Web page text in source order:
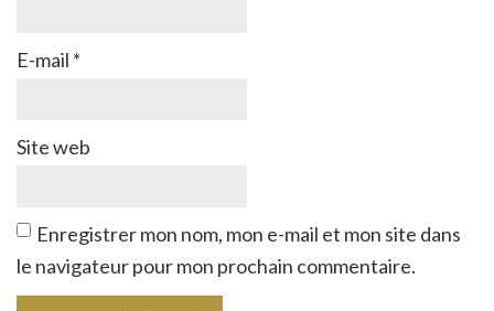
E-mail *
Site web
Enregistrer mon nom, mon e-mail et mon site dans
le navigateur pour mon prochain commentaire.